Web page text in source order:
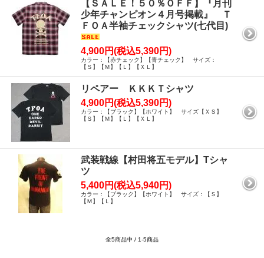
【ＳＡＬＥ！５０％ＯＦＦ】『月刊
少年チャンピオン４月号掲載』 Ｔ
ＦＯＡ半袖チェックシャツ(七代目)
4,900円(税込5,390円)
カラー：【赤チェック】【青チェック】 サイズ：
【Ｓ】【Ｍ】【Ｌ】【ＸＬ】
リペアー ＫＫＫＴシャツ
4,900円(税込5,390円)
カラー：【ブラック】【ホワイト】 サイズ【ＸＳ】
【Ｓ】【Ｍ】【Ｌ】【ＸＬ】
武装戦線【村田将五モデル】Tシャ
ツ
5,400円(税込5,940円)
カラー：【ブラック】【ホワイト】 サイズ：【Ｓ】
【Ｍ】【Ｌ】
全5商品中 / 1-5商品